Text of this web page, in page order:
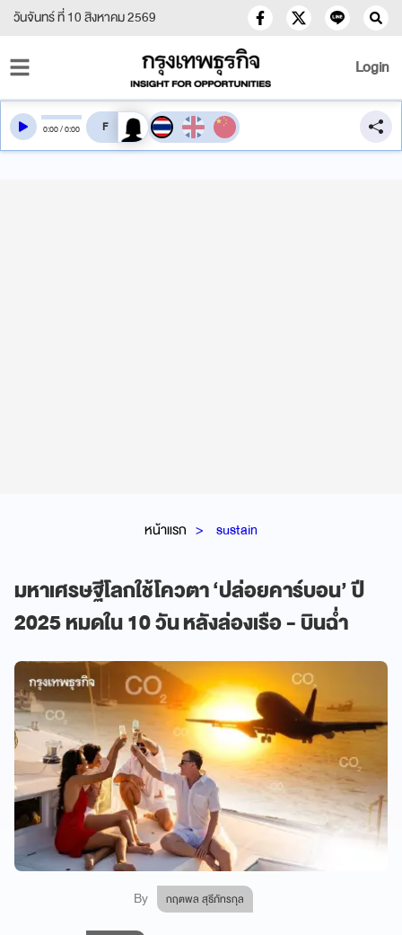
วันจันทร์ ที่ 10 สิงหาคม 2569
Login
หน้าแรก sustain
มหาเศรษฐีโลกใช้โควตา ‘ปล่อยคาร์บอน’ ปี
2025 หมดใน 10 วัน หลังล่องเรือ - บินฉ่ำ
By กฤตพล สุธีภัทรกุล
0:00/0:00 สลับเสียงอ่าน